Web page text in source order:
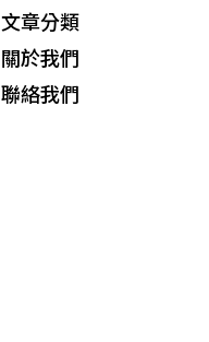
文章分類
關於我們
聯絡我們